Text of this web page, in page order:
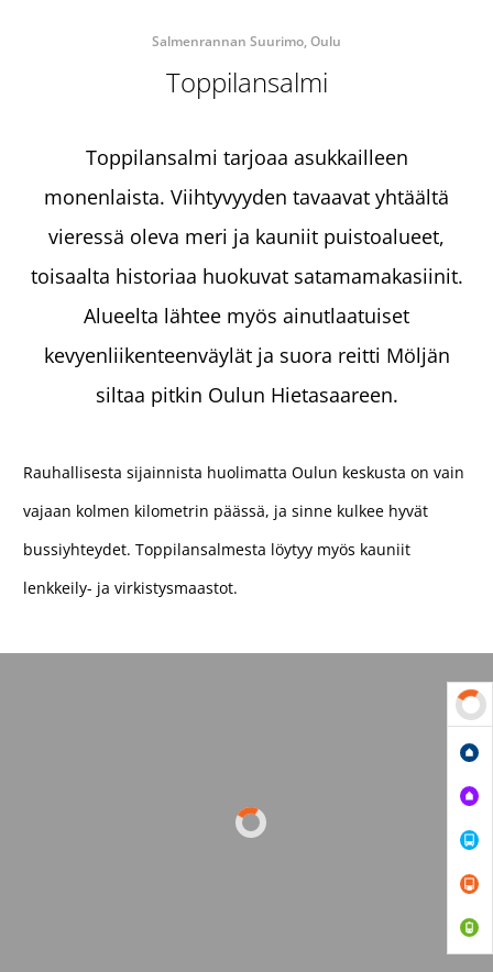
Salmenrannan Suurimo, Oulu
Toppilansalmi
Toppilansalmi tarjoaa asukkailleen
monenlaista. Viihtyvyyden tavaavat yhtäältä
vieressä oleva meri ja kauniit puistoalueet,
toisaalta historiaa huokuvat satamamakasiinit.
Alueelta lähtee myös ainutlaatuiset
kevyenliikenteenväylät ja suora reitti Möljän
siltaa pitkin Oulun Hietasaareen.
Rauhallisesta sijainnista huolimatta Oulun keskusta on vain
vajaan kolmen kilometrin päässä, ja sinne kulkee hyvät
bussiyhteydet. Toppilansalmesta löytyy myös kauniit
lenkkeily- ja virkistysmaastot.